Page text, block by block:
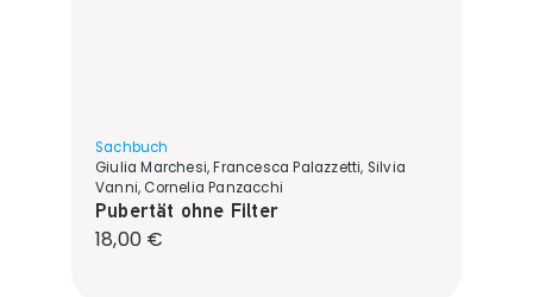
Sachbuch
Giulia Marchesi, Francesca Palazzetti, Silvia
Vanni, Cornelia Panzacchi
Pubertät ohne Filter
Regulärer Preis:
18,00 €